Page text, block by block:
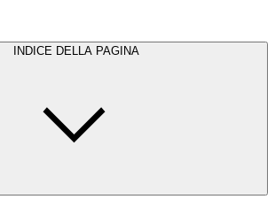
INDICE DELLA PAGINA